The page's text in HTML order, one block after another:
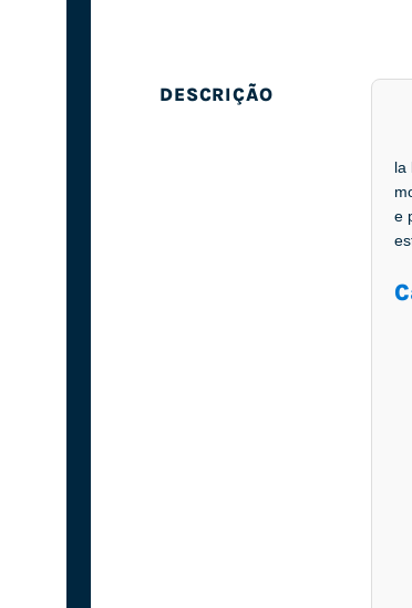
DESCRIÇÃO
la
e